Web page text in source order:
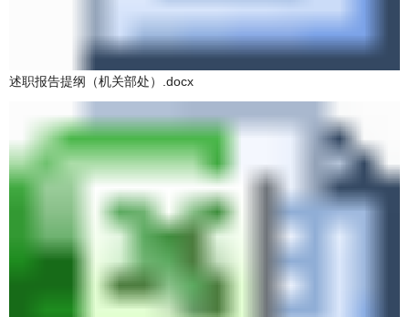
述职报告提纲（机关部处）.docx